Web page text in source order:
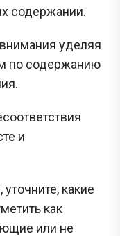
содержании.
уделяя
по содержанию
и
какие
как
или не